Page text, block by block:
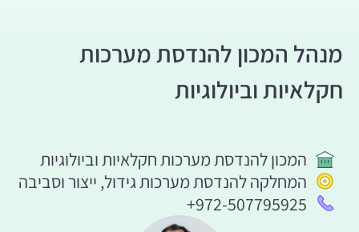
מנהל המכון להנדסת מערכות
חקלאיות וביולוגיות
המכון להנדסת מערכות חקלאיות וביולוגיות
המחלקה להנדסת מערכות גידול, ייצור וסביבה
+972-507795925